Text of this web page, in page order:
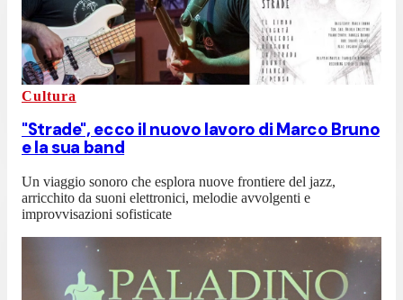
Cultura
"Strade", ecco il nuovo lavoro di Marco Bruno
e la sua band
Un viaggio sonoro che esplora nuove frontiere del jazz,
arricchito da suoni elettronici, melodie avvolgenti e
improvvisazioni sofisticate